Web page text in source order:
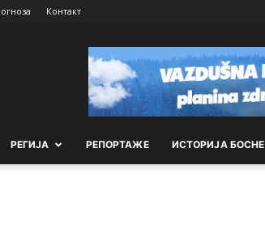
Контакт
РEГИЈА РEПОРТАЖE ИСТОРИЈА БОСНЕ